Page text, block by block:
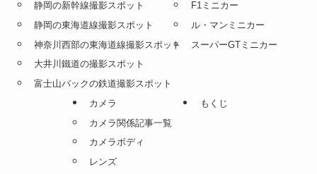
静岡の新幹線撮影スポット
静岡の東海道線撮影スポット
神奈川西部の東海道線撮影スポット
大井川鐵道の撮影スポット
富士山バックの鉄道撮影スポット
F1ミニカー
ル・マンミニカー
スーパーGTミニカー
カメラ
カメラ関係記事一覧
カメラボディ
レンズ
もくじ